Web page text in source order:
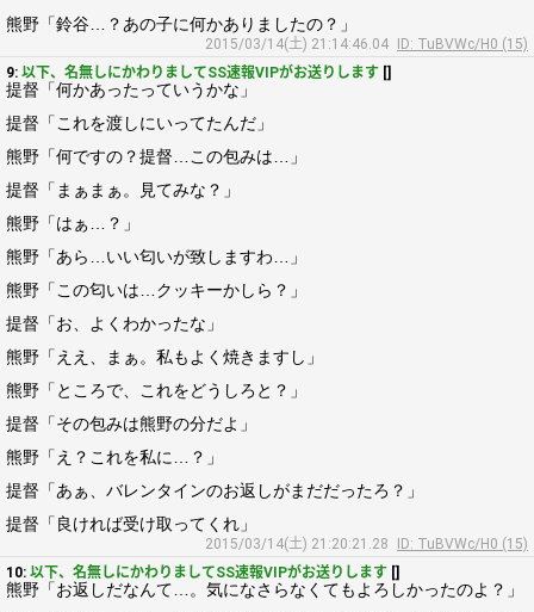
熊野「鈴谷…？あの子に何かありましたの？」
2015/03/14(土) 21:14:46.04
ID: TuBVWc/H0 (15)
9: 以下、名無しにかわりましてSS速報VIPがお送りします []
提督「何かあったっていうかな」
提督「これを渡しにいってたんだ」
熊野「何ですの？提督…この包みは…」
提督「まぁまぁ。見てみな？」
熊野「はぁ…？」
熊野「あら…いい匂いが致しますわ…」
熊野「この匂いは…クッキーかしら？」
提督「お、よくわかったな」
熊野「ええ、まぁ。私もよく焼きますし」
熊野「ところで、これをどうしろと？」
提督「その包みは熊野の分だよ」
熊野「え？これを私に…？」
提督「あぁ、バレンタインのお返しがまだだったろ？」
提督「良ければ受け取ってくれ」
2015/03/14(土) 21:20:21.28
ID: TuBVWc/H0 (15)
10: 以下、名無しにかわりましてSS速報VIPがお送りします []
熊野「お返しだなんて…。気になさらなくてもよろしかったのよ？」